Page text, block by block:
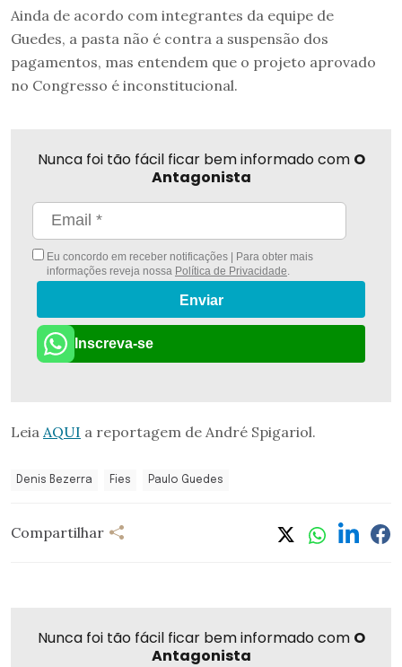
Ainda de acordo com integrantes da equipe de
Guedes, a pasta não é contra a suspensão dos
pagamentos, mas entendem que o projeto aprovado
no Congresso é inconstitucional.
Nunca foi tão fácil ficar bem informado com O
Antagonista
Eu concordo em receber notificações | Para obter mais
informações reveja nossa Política de Privacidade
Enviar
Inscreva-se
Leia AQUI a reportagem de André Spigariol.
Denis Bezerra Fies Paulo Guedes
Compartilhar
Nunca foi tão fácil ficar bem informado com O
Antagonista